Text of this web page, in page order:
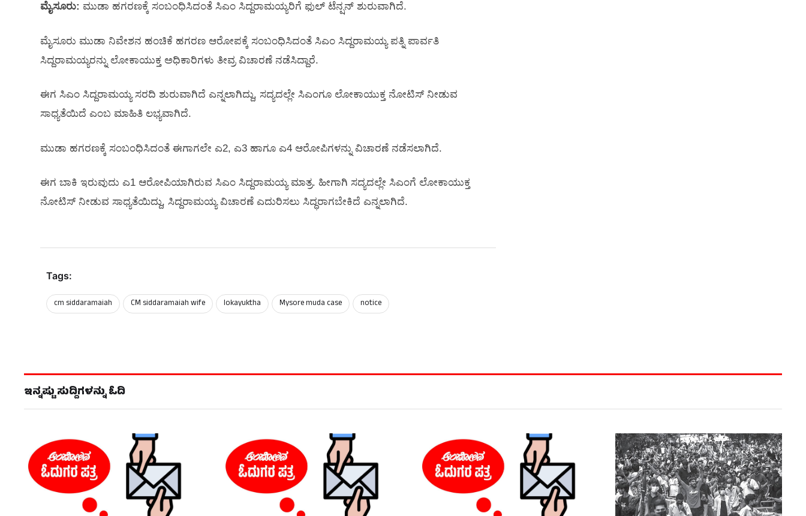
ಮೈಸೂರು: ಮುಡಾ ಹಗರಣಕ್ಕೆ ಸಂಬಂಧಿಸಿದಂತೆ ಸಿಎಂ ಸಿದ್ದರಾಮಯ್ಯರಿಗೆ ಫುಲ್‌ ಟೆನ್ಷನ್‌ ಶುರುವಾಗಿದೆ.
ಮೈಸೂರು ಮುಡಾ ನಿವೇಶನ ಹಂಚಿಕೆ ಹಗರಣ ಆರೋಪಕ್ಕೆ ಸಂಬಂಧಿಸಿದಂತೆ ಸಿಎಂ ಸಿದ್ದರಾಮಯ್ಯ ಪತ್ನಿ ಪಾರ್ವತಿ
ಸಿದ್ದರಾಮಯ್ಯರನ್ನು ಲೋಕಾಯುಕ್ತ ಅಧಿಕಾರಿಗಳು ತೀವ್ರ ವಿಚಾರಣೆ ನಡೆಸಿದ್ದಾರೆ.
ಈಗ ಸಿಎಂ ಸಿದ್ದರಾಮಯ್ಯ ಸರದಿ ಶುರುವಾಗಿದೆ ಎನ್ನಲಾಗಿದ್ದು, ಸದ್ಯದಲ್ಲೇ ಸಿಎಂಗೂ ಲೋಕಾಯುಕ್ತ ನೋಟಿಸ್‌ ನೀಡುವ
ಸಾಧ್ಯತೆಯಿದೆ ಎಂಬ ಮಾಹಿತಿ ಲಭ್ಯವಾಗಿದೆ.
ಮುಡಾ ಹಗರಣಕ್ಕೆ ಸಂಬಂಧಿಸಿದಂತೆ ಈಗಾಗಲೇ ಎ2, ಎ3 ಹಾಗೂ ಎ4 ಆರೋಪಿಗಳನ್ನು ವಿಚಾರಣೆ ನಡೆಸಲಾಗಿದೆ.
ಈಗ ಬಾಕಿ ಇರುವುದು ಎ1 ಆರೋಪಿಯಾಗಿರುವ ಸಿಎಂ ಸಿದ್ದರಾಮಯ್ಯ ಮಾತ್ರ. ಹೀಗಾಗಿ ಸದ್ಯದಲ್ಲೇ ಸಿಎಂಗೆ ಲೋಕಾಯುಕ್ತ
ನೋಟಿಸ್‌ ನೀಡುವ ಸಾಧ್ಯತೆಯಿದ್ದು, ಸಿದ್ದರಾಮಯ್ಯ ವಿಚಾರಣೆ ಎದುರಿಸಲು ಸಿದ್ಧರಾಗಬೇಕಿದೆ ಎನ್ನಲಾಗಿದೆ.
Tags:
cm siddaramaiah CM siddaramaiah wife lokayuktha Mysore muda case notice
ಇನ್ನಷ್ಟು ಸುದ್ದಿಗಳನ್ನು ಓದಿ